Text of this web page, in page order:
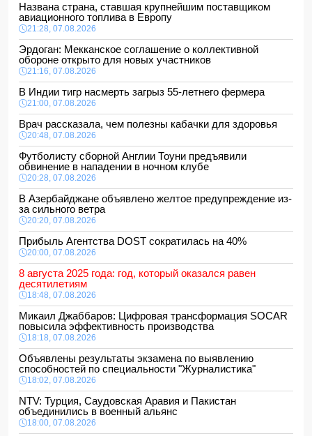
Названа страна, ставшая крупнейшим поставщиком
авиационного топлива в Европу
21:28, 07.08.2026
Эрдоган: Мекканское соглашение о коллективной
обороне открыто для новых участников
21:16, 07.08.2026
В Индии тигр насмерть загрыз 55-летнего фермера
21:00, 07.08.2026
Врач рассказала, чем полезны кабачки для здоровья
20:48, 07.08.2026
Футболисту сборной Англии Тоуни предъявили
обвинение в нападении в ночном клубе
20:28, 07.08.2026
В Азербайджане объявлено желтое предупреждение из-
за сильного ветра
20:20, 07.08.2026
Прибыль Агентства DOST сократилась на 40%
20:00, 07.08.2026
8 августа 2025 года: год, который оказался равен
десятилетиям
18:48, 07.08.2026
Микаил Джаббаров: Цифровая трансформация SOCAR
повысила эффективность производства
18:18, 07.08.2026
Объявлены результаты экзамена по выявлению
способностей по специальности "Журналистика"
18:02, 07.08.2026
NTV: Турция, Саудовская Аравия и Пакистан
объединились в военный альянс
18:00, 07.08.2026